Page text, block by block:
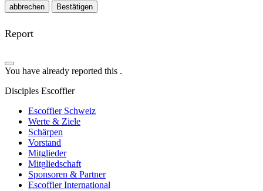
Bestätigen
Report
You have already reported this .
Disciples Escoffier
Escoffier Schweiz
Werte & Ziele
Schärpen
Vorstand
Mitglieder
Mitgliedschaft
Sponsoren & Partner
Escoffier International